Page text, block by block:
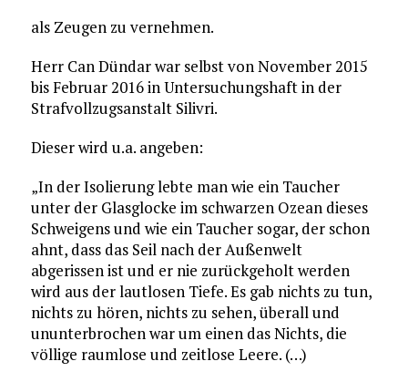
als Zeugen zu vernehmen.
Herr Can Dündar war selbst von November 2015
bis Februar 2016 in Untersuchungshaft in der
Strafvollzugsanstalt Silivri.
Dieser wird u.a. angeben:
„In der Isolierung lebte man wie ein Taucher
unter der Glasglocke im schwarzen Ozean dieses
Schweigens und wie ein Taucher sogar, der schon
ahnt, dass das Seil nach der Außenwelt
abgerissen ist und er nie zurückgeholt werden
wird aus der lautlosen Tiefe. Es gab nichts zu tun,
nichts zu hören, nichts zu sehen, überall und
ununterbrochen war um einen das Nichts, die
völlige raumlose und zeitlose Leere. (…)